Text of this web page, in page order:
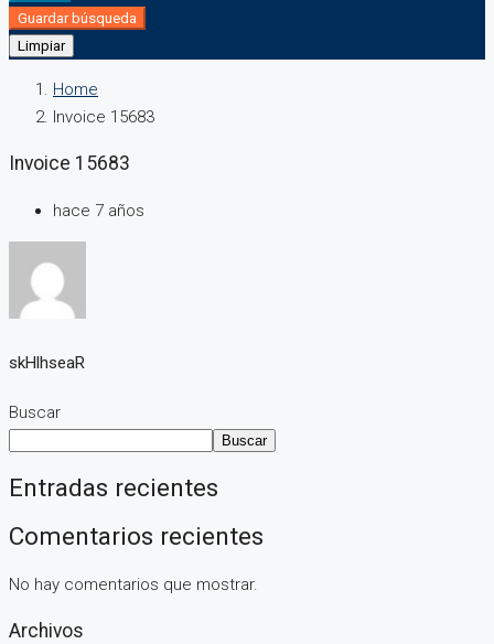
Guardar búsqueda
Limpiar
Home
Invoice 15683
Invoice 15683
hace 7 años
skHlhseaR
Buscar
Buscar
Entradas recientes
Comentarios recientes
No hay comentarios que mostrar.
Archivos